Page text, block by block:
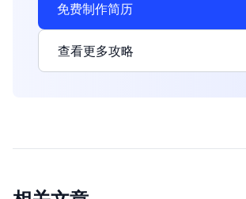
免费制作简历
查看更多攻略